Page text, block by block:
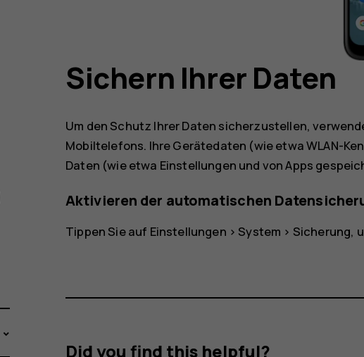
Sichern Ihrer Daten
Um den Schutz Ihrer Daten sicherzustellen,
Mobiltelefons. Ihre Gerätedaten (wie etwa WLAN-
Daten (wie etwa Einstellungen und von Apps
Aktivieren der automatischen
Tippen Sie auf Einstellungen > System > Sicherung,
Did you find this helpful?